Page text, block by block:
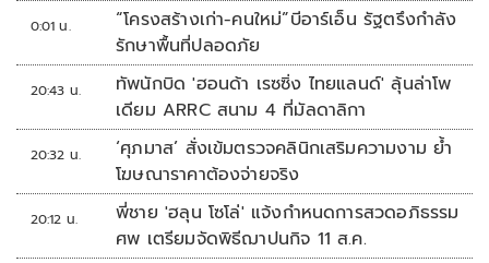
0:01 น.
“โครงสร้างเก่า-คนใหม่”บีอาร์เอ็น รัฐตรึงกำลัง
รักษาพื้นที่ปลอดภัย
20:43 น.
ทัพนักบิด 'ฮอนด้า เรซซิ่ง ไทยแลนด์' ลุ้นล่าโพ
เดียม ARRC สนาม 4 ที่มัลดาลิกา
20:32 น.
‘ศุภมาส’ สั่งเข้มตรวจคลินิกเสริมความงาม ย้ำ
โฆษณาราคาต้องจ่ายจริง
20:12 น.
พี่ชาย 'ฮลุน โซโล่' แจ้งกำหนดการสวดอภิธรรม
ศพ เตรียมจัดพิธีฌาปนกิจ 11 ส.ค.